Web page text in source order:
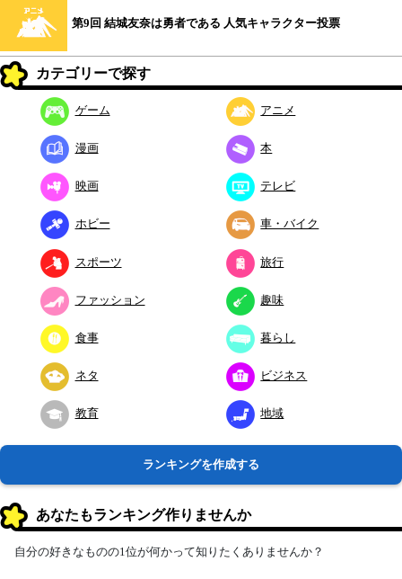
第9回 結城友奈は勇者である 人気キャラクター投票
カテゴリーで探す
ゲーム アニメ
漫画 本
映画 テレビ
ホビー 車・バイク
スポーツ 旅行
ファッション 趣味
食事 暮らし
ネタ ビジネス
教育 地域
ランキングを作成する
あなたもランキング作りませんか
自分の好きなものの1位が何かって知りたくありませんか？